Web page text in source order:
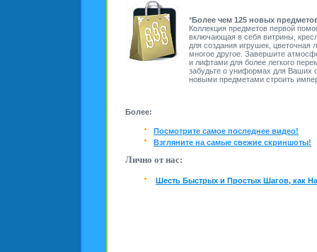
*Более чем 125 новых
Коллекция предметов первой
включающая в себя витрины,
для создания игрушек, цветочная
многое другое. Завершите
и лифтами для более легкого
забудьте о униформах для
новыми предметами строить
Более:
Посмотрите самое последнее видео!
Взгляните на самые свежие скриншоты!
Лично от нас:
Шесть Быстрых и Простых Шагов, как